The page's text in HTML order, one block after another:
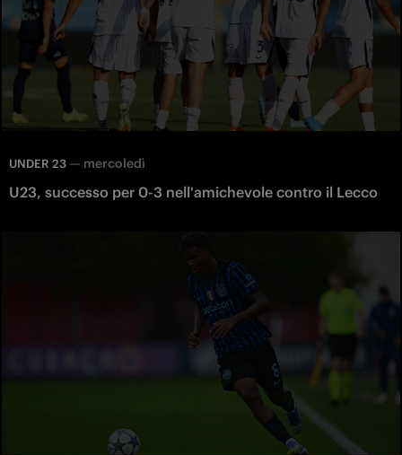
UNDER 23 — mercoledì
U23, successo per 0-3 nell'amichevole contro il Lecco